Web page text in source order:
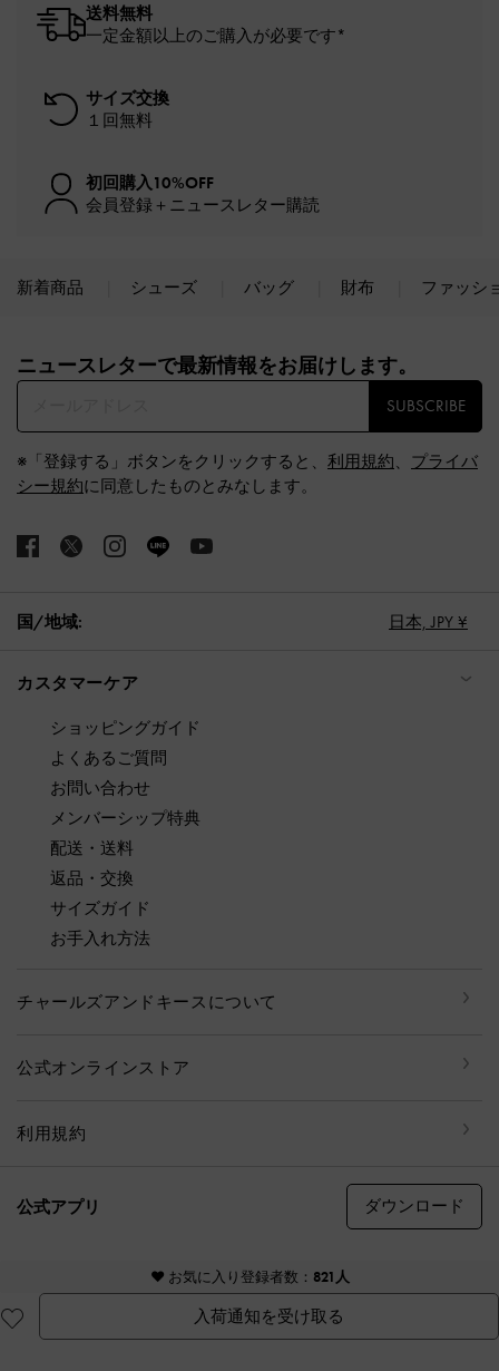
♥ お気に入り登録者数： 821人
入荷通知を受け取る
送料無料
一定金額以上のご購入が必要です*
サイズ交換
１回無料
初回購入10%OFF
会員登録＋ニュースレター購読
新着商品 シューズ バッグ 財布 ファッシ
ニュースレターで最新情報をお届けします。​
SUBSCRIBE
※「登録する」ボタンをクリックすると、 利用規約、 プライバ
シー規約に同意したものとみなします。
国/地域: 日本, JPY ¥
カスタマーケア
ショッピングガイド
よくあるご質問
お問い合わせ
メンバーシップ特典
配送・送料
返品・交換
サイズガイド
お手入れ方法
チャールズアンドキースについて
公式オンラインストア
利用規約
公式アプリ ダウンロード
© CHARLES & KEITH, all rights reserved